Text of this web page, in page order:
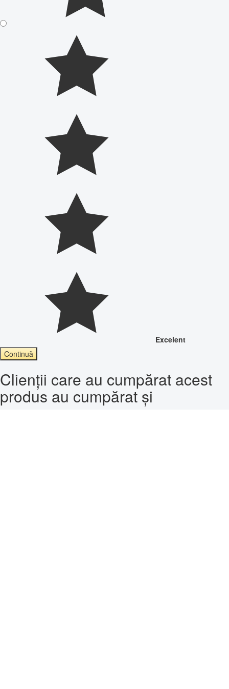
Excelent
Continuă
Clienții care au cumpărat acest
produs au cumpărat și